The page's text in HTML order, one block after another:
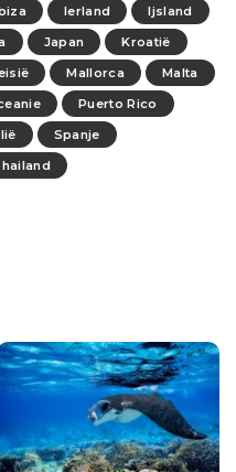
Ierland
Ijsland
Japan
Kroatië
Mallorca
Malta
Puerto Rico
Spanje